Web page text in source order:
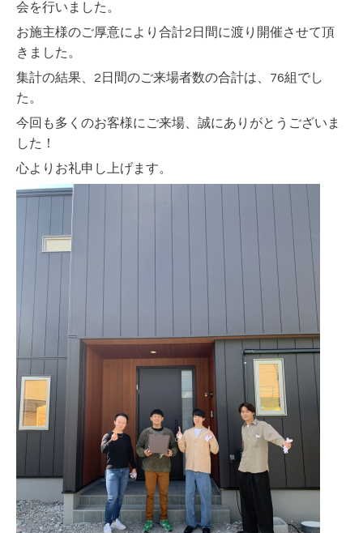
会を行いました。
お施主様のご厚意により合計2日間に渡り開催させて頂
きました。
集計の結果、2日間のご来場者数の合計は、76組でし
た。
今回も多くのお客様にご来場、誠にありがとうございま
した！
心よりお礼申し上げます。